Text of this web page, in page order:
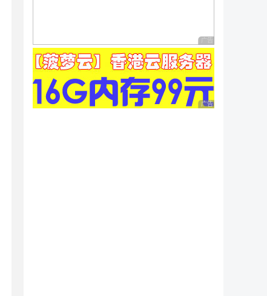
广告 商业广告，理性
广告 商业广告，理性